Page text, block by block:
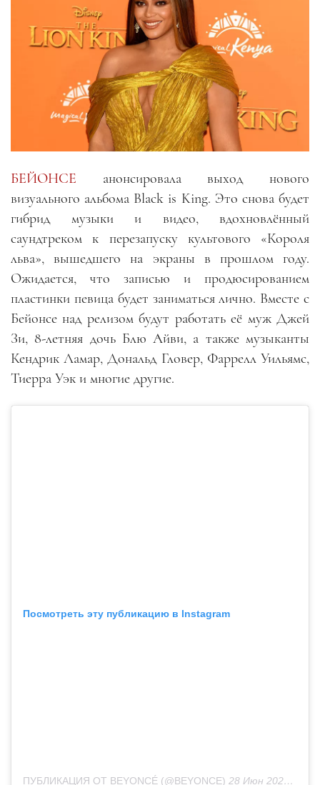
БЕЙОНСЕ анонсировала выход нового
визуального альбома Black is King. Это снова будет
гибрид музыки и видео, вдохновлённый
саундтреком к перезапуску культового «Короля
льва», вышедшего на экраны в прошлом году.
Ожидается, что записью и продюсированием
пластинки певица будет заниматься лично. Вместе с
Бейонсе над релизом будут работать её муж Джей
Зи, 8-летняя дочь Блю Айви, а также музыканты
Кендрик Ламар, Дональд Гловер, Фаррелл Уильямс,
Тиерра Уэк и многие другие.
Посмотреть эту публикацию в Instagram
ПУБЛИКАЦИЯ ОТ BEYONCÉ (@BEYONCE) 28 Июн 2020 в 8:06 PDT